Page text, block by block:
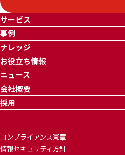
サービス
事例
ナレッジ
お役立ち情報
ニュース
会社概要
採用
コンプライアンス憲章
情報セキュリティ方針